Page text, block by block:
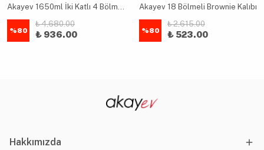
Akayev 1650ml İki Katlı 4 Bölmeli Çelik Yemek Kabı Mavi
%80
₺ 4,680.00
₺ 936.00
Akayev 18 Bölmeli Brownie Kalıbı
%80
₺ 2,615.00
₺ 523.00
Hakkımızda